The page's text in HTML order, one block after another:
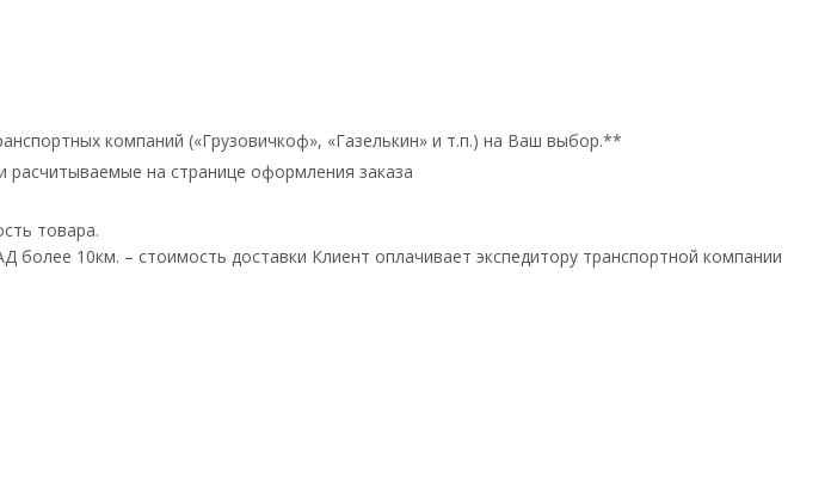
компаний («Грузовичкоф», «Газелькин» и т.п.) на Ваш выбор.**
на странице оформления заказа
товара.
более 10км. – стоимость доставки Клиент оплачивает экспедитору транспортной компании